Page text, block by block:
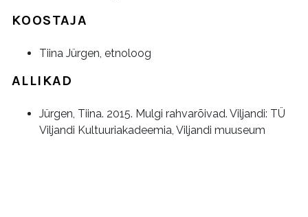
KOOSTAJA
Tiina Jürgen, etnoloog
ALLIKAD
Jürgen, Tiina. 2015. Mulgi rahvarõivad. Viljandi: TÜ
Viljandi Kultuuriakadeemia, Viljandi muuseum